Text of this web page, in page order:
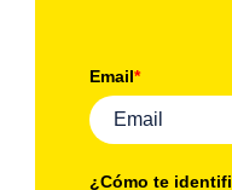
Email*
¿Cómo te